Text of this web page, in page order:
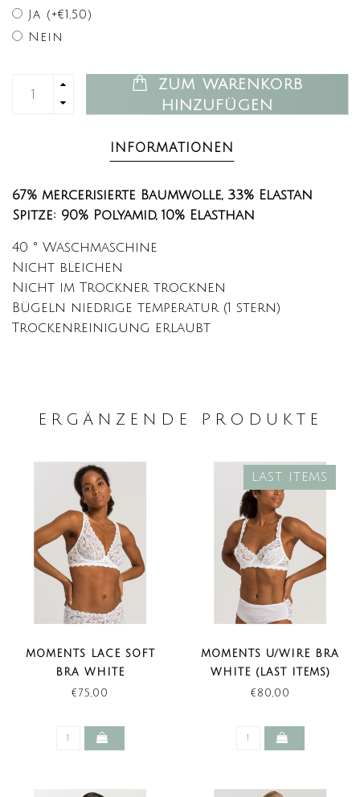
Ja (+€1,50)
Nein
ZUM WARENKORB
HINZUFÜGEN
INFORMATIONEN
67% mercerisierte Baumwolle, 33% Elastan
Spitze: 90% Polyamid, 10% Elasthan
40 ° Waschmaschine
Nicht bleichen
Nicht im Trockner trocknen
Bügeln niedrige temperatur (1 stern)
Trockenreinigung erlaubt
ERGÄNZENDE PRODUKTE
MOMENTS LACE SOFT
BRA WHITE
€75,00
LAST ITEMS
MOMENTS U/WIRE BRA
WHITE (LAST ITEMS)
€80,00